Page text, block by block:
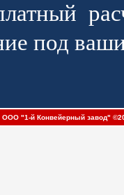
под
ООО "1-й Конвейерный завод"